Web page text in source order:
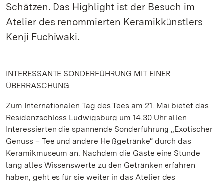
Schätzen. Das Highlight ist der Besuch im
Atelier des renommierten Keramikkünstlers
Kenji Fuchiwaki.
INTERESSANTE SONDERFÜHRUNG MIT EINER
ÜBERRASCHUNG
Zum Internationalen Tag des Tees am 21. Mai bietet das
Residenzschloss Ludwigsburg um 14.30 Uhr allen
Interessierten die spannende Sonderführung „Exotischer
Genuss – Tee und andere Heißgetränke“ durch das
Keramikmuseum an. Nachdem die Gäste eine Stunde
lang alles Wissenswerte zu den Getränken erfahren
haben, geht es für sie weiter in das Atelier des